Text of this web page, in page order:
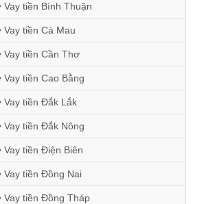
Vay tiền Bình Thuận
Vay tiền Cà Mau
Vay tiền Cần Thơ
Vay tiền Cao Bằng
Vay tiền Đắk Lắk
Vay tiền Đắk Nông
Vay tiền Điện Biên
Vay tiền Đồng Nai
Vay tiền Đồng Tháp